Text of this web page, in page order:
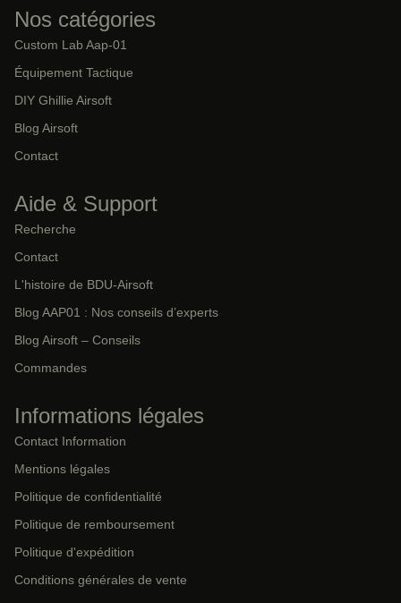
Nos catégories
Custom Lab Aap-01
Équipement Tactique
DIY Ghillie Airsoft
Blog Airsoft
Contact
Aide & Support
Recherche
Contact
L'histoire de BDU-Airsoft
Blog AAP01 : Nos conseils d’experts
Blog Airsoft – Conseils
Commandes
Informations légales
Contact Information
Mentions légales
Politique de confidentialité
Politique de remboursement
Politique d'expédition
Conditions générales de vente